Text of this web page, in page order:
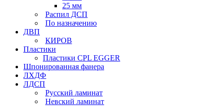
25 мм
Распил ДСП
По назначению
ДВП
КИРОВ
Пластики
Пластики CPL EGGER
Шпонированная фанера
ЛХДФ
ЛДСП
Русский ламинат
Невский ламинат